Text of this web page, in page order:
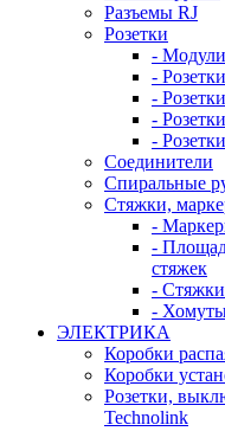
Разъемы RJ
Розетки
-
-
-
-
-
Соединители
Спиральные
Стяжки,
-
-
стяжек
- Стяжки
-
ЭЛЕКТРИКА
Коробки
Коробки
Розетки,
Technolink